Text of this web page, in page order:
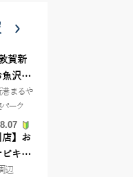
賀新
沢山
グロ彦
まるや
ーク
店】お
キ釣
せん
辺